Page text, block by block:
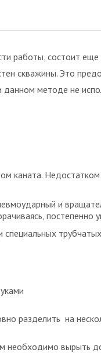
работы, состоит
скважины. Это
методе не
каната.
и
постепенно
разделить на
необходимо вырыть